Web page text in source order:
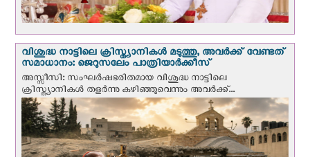
വിശുദ്ധ നാട്ടിലെ ക്രിസ്ത്യാനികൾ മടുത്തു, അവർക്ക് വേണ്ടത്
സമാധാനം: ജെറുസലേം പാത്രിയാര്‍ക്കീസ്
അസ്സീസി: സംഘര്‍ഷഭരിതമായ വിശുദ്ധ നാട്ടിലെ
ക്രിസ്ത്യാനികൾ തളര്‍ന്നു കഴിഞ്ഞുവെന്നും അവർക്ക്...